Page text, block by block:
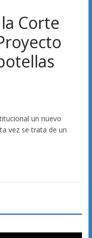
Corte
un nuevo
vez se trata de un